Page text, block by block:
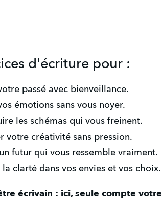
d'écriture pour :
passé avec bienveillance.
émotions sans vous noyer.
les schémas qui vous freinent.
votre créativité sans pression.
futur qui vous ressemble vraiment.
la clarté dans vos envies et vos choix.
écrivain : ici, seule compte votre